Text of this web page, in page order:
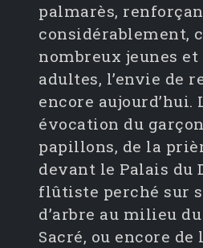
palmarès,
considérablement,
nombreux jeunes
adultes, l’envie de
encore aujourd’hui.
évocation du
papillons, de la
devant le Palais du
flûtiste perché sur
d’arbre au milieu
Sacré, ou encore